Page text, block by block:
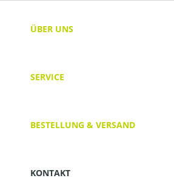
ÜBER UNS
SERVICE
BESTELLUNG & VERSAND
KONTAKT